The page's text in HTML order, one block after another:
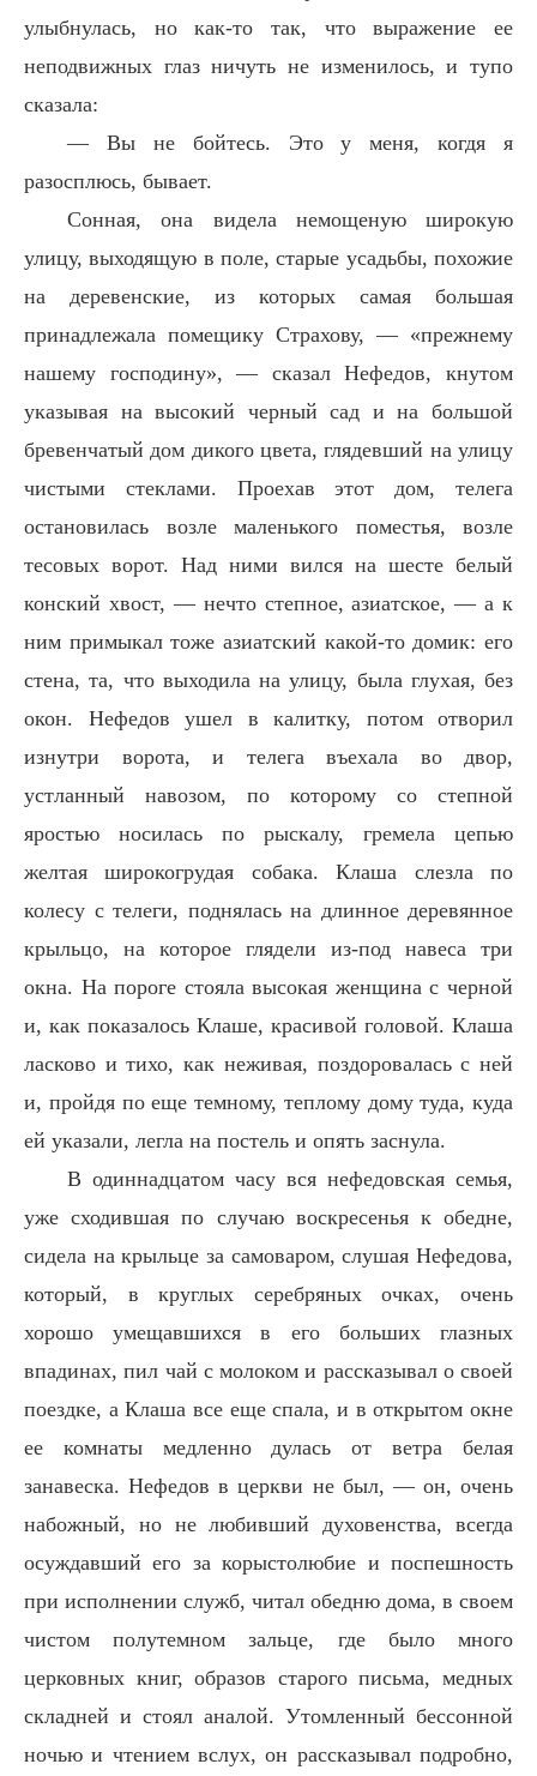
улыбнулась, но как-то так, что выражение ее
неподвижных глаз ничуть не изменилось, и тупо
сказала:
— Вы не бойтесь. Это у меня, когдя я
разосплюсь, бывает.
Сонная, она видела немощеную широкую
улицу, выходящую в поле, старые усадьбы, похожие
на деревенские, из которых самая большая
принадлежала помещику Страхову, — «прежнему
нашему господину», — сказал Нефедов, кнутом
указывая на высокий черный сад и на большой
бревенчатый дом дикого цвета, глядевший на улицу
чистыми стеклами. Проехав этот дом, телега
остановилась возле маленького поместья, возле
тесовых ворот. Над ними вился на шесте белый
конский хвост, — нечто степное, азиатское, — а к
ним примыкал тоже азиатский какой-то домик: его
стена, та, что выходила на улицу, была глухая, без
окон. Нефедов ушел в калитку, потом отворил
изнутри ворота, и телега въехала во двор,
устланный навозом, по которому со степной
яростью носилась по рыскалу, гремела цепью
желтая широкогрудая собака. Клаша слезла по
колесу с телеги, поднялась на длинное деревянное
крыльцо, на которое глядели из-под навеса три
окна. На пороге стояла высокая женщина с черной
и, как показалось Клаше, красивой головой. Клаша
ласково и тихо, как неживая, поздоровалась с ней
и, пройдя по еще темному, теплому дому туда, куда
ей указали, легла на постель и опять заснула.
В одиннадцатом часу вся нефедовская семья,
уже сходившая по случаю воскресенья к обедне,
сидела на крыльце за самоваром, слушая Нефедова,
который, в круглых серебряных очках, очень
хорошо умещавшихся в его больших глазных
впадинах, пил чай с молоком и рассказывал о своей
поездке, а Клаша все еще спала, и в открытом окне
ее комнаты медленно дулась от ветра белая
занавеска. Нефедов в церкви не был, — он, очень
набожный, но не любивший духовенства, всегда
осуждавший его за корыстолюбие и поспешность
при исполнении служб, читал обедню дома, в своем
чистом полутемном зальце, где было много
церковных книг, образов старого письма, медных
складней и стоял аналой. Утомленный бессонной
ночью и чтением вслух, он рассказывал подробно,